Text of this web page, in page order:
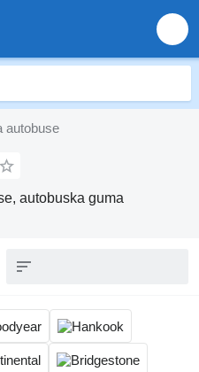
autobuse
autobuska guma